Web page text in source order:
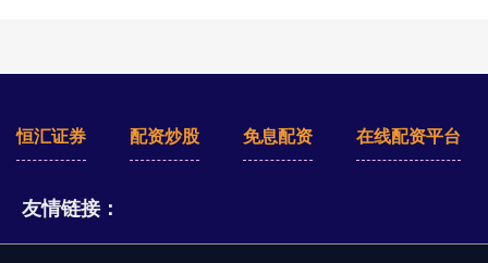
恒汇证券 配资炒股 免息配资 在线配资平台
友情链接：